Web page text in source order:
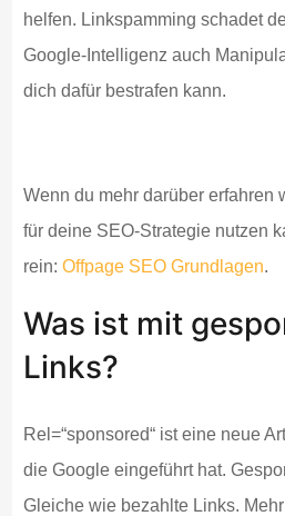
helfen. Linkspamming schadet
Google-Intelligenz auch
dich dafür bestrafen kann.
Wenn du mehr darüber erfahren
für deine SEO-Strategie nutzen
rein:Offpage SEO Grundlagen.
Was ist mit
Links?
Rel=“sponsored“ ist eine neue
die Google eingeführt hat.
Gleiche wie bezahlte Links.